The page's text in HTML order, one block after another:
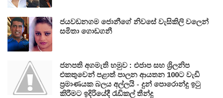
ජයවඩනගම ජොනීගේ නිවසේ වැසිකිලි වලෙන්
සමිතා ගොඩගනී
ජනපති අගමැති හමුව : එජාප සහ ශ්‍රිලනිප
එකතුවෙන් පළාත් පාලන ආයතන 100ට වැඩි
ප්‍රමාණයක බලය අල්ලයි - දුන් පොරොන්දු ඉටු
කිරීමට ඉදිරියේදී රැඩිකල් තීන්දු